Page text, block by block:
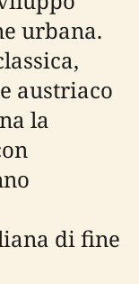
urbana.
austriaco
la
di fine